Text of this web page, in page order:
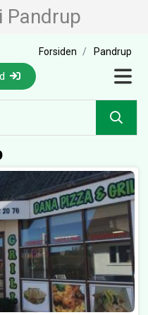
Pandrup
Forsiden Pandrup